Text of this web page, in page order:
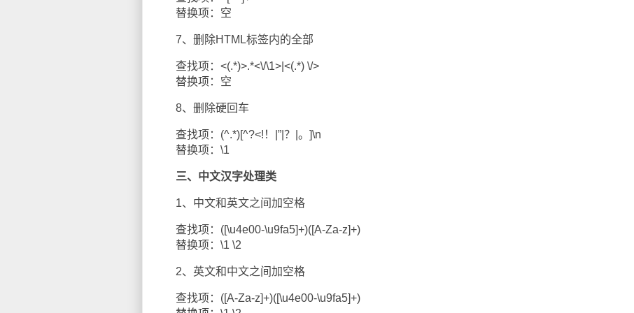
替换项：空
7、删除HTML标签内的全部
查找项：<(.*)>.*<\/\1>|<(.*) \/>
替换项：空
8、删除硬回车
查找项：(^.*)[^?<!！|”|？|。]\n
替换项：\1
三、中文汉字处理类
1、中文和英文之间加空格
查找项：([\u4e00-\u9fa5]+)([A-Za-z]+)
替换项：\1 \2
2、英文和中文之间加空格
查找项：([A-Za-z]+)([\u4e00-\u9fa5]+)